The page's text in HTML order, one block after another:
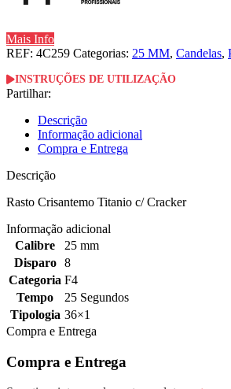
Mais Info
REF: 4C259 Categorias: 25 MM, Candelas,
INSTRUÇÕES DE UTILIZAÇÃO
Partilhar:
Descrição
Informação adicional
Compra e Entrega
Descrição
Rasto Crisantemo Titanio c/ Cracker
Informação adicional
Calibre
25 mm
Disparo
8
Categoria F4
Tempo
25 Segundos
Tipologia 36×1
Compra e Entrega
Compra e Entrega